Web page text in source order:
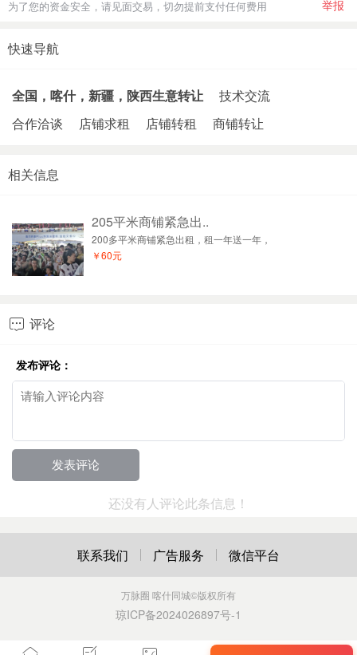
为了您的资金安全，请见面交易，切勿提前支付任何费用 举报
快速导航
全国，喀什，新疆，陕西生意转让
技术交流
合作洽谈
店铺求租 店铺转租 商铺转让
相关信息
205平米商铺紧急出..
200多平米商铺紧急出租，租一年送一年，
￥60元
 评论
发布评论：
还没有人评论此条信息！
联系我们 广告服务 微信平台
万脉圈 喀什同城©版权所有
琼ICP备2024026897号-1